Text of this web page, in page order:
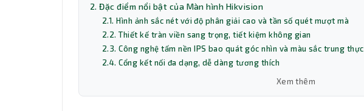
2. Đặc điểm nổi bật của Màn hình Hikvision
2.1. Hình ảnh sắc nét với độ phân giải cao và tần số quét mượt mà
2.2. Thiết kế tràn viền sang trọng, tiết kiệm không gian
2.3. Công nghệ tấm nền IPS bao quát góc nhìn và màu sắc trung thực
2.4. Cổng kết nối đa dạng, dễ dàng tương thích
Xem thêm